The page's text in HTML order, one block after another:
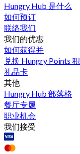
Hungry Hub 是什么
如何预订
联络我们
我们的优惠
如何获得并
兑换 Hungry Points
礼品卡
其他
Hungry Hub 部落格
餐厅专属
职业机会
我们接受